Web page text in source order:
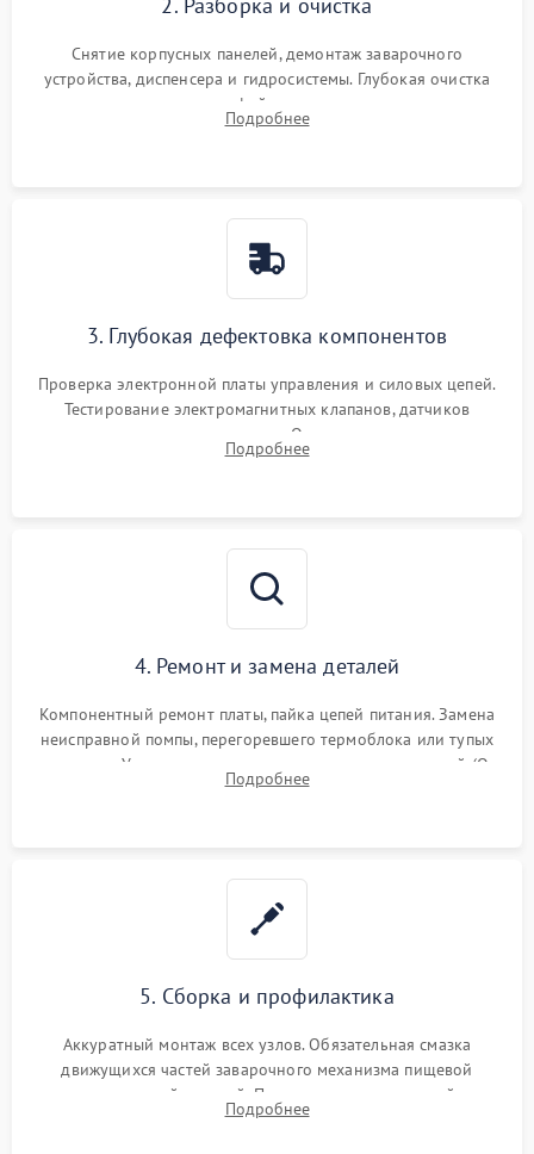
Снятие корпусных панелей, демонтаж заварочного
устройства, диспенсера и гидросистемы. Глубокая очистка
внутренних узлов от кофейных масел, жмыха и накипи.
Промывка дренажных каналов и фильтров с использованием
Подробнее
3. Глубокая дефектовка компонентов
Проверка электронной платы управления и силовых цепей.
Тестирование электромагнитных клапанов, датчиков
температуры и расходомера. Оценка степени износа
жерновов кофемолки, уплотнительных колец гидросистемы
Подробнее
4. Ремонт и замена деталей
Компонентный ремонт платы, пайка цепей питания. Замена
неисправной помпы, перегоревшего термоблока или тупых
жерновов. Установка новых силиконовых уплотнителей (O-
ring) и тефлоновых трубок для надежного устранения
Подробнее
5. Сборка и профилактика
Аккуратный монтаж всех узлов. Обязательная смазка
движущихся частей заварочного механизма пищевой
силиконовой смазкой. Проведение программной
декальцинации и очистки системы от кофейных масел.
Подробнее